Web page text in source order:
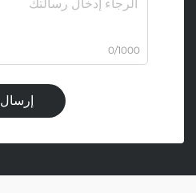
0/1000
إرسال